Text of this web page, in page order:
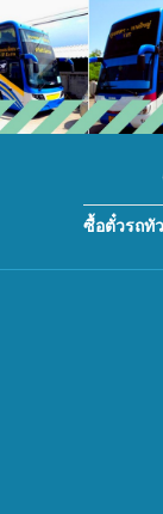
ซื้อตั๋วรถทั